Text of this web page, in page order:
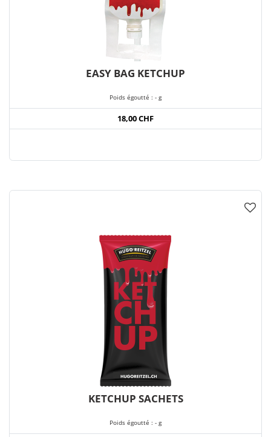
EASY BAG KETCHUP
Poids égoutté : - g
18,00 CHF
KETCHUP SACHETS
Poids égoutté : - g